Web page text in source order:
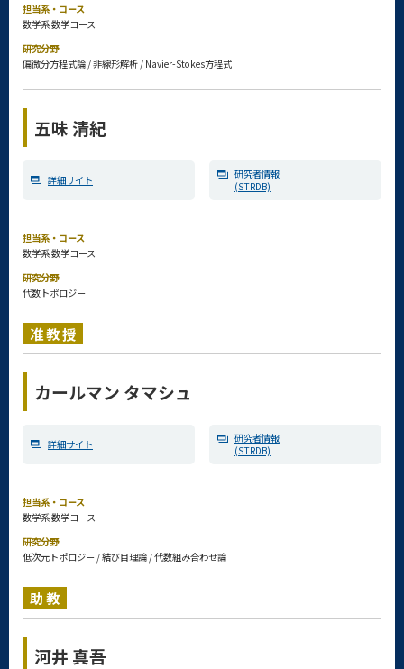
担当系・コース
数学系 数学コース
研究分野
偏微分方程式論 / 非線形解析 / Navier-Stokes方程式
五味 清紀
詳細サイト
研究者情報
(STRDB)
担当系・コース
数学系 数学コース
研究分野
代数トポロジー
准教授
カールマン タマシュ
詳細サイト
研究者情報
(STRDB)
担当系・コース
数学系 数学コース
研究分野
低次元トポロジー / 結び目理論 / 代数組み合わせ論
助教
河井 真吾